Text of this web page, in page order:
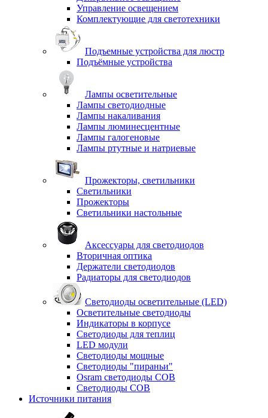
Управление освещением
Комплектующие для светотехники
Подъемные устройства для люстр
Подъёмные устройства
Лампы осветительные
Лампы светодиодные
Лампы накаливания
Лампы люминесцентные
Лампы галогеновые
Лампы ртутные и натриевые
Прожекторы, светильники
Светильники
Прожекторы
Светильники настольные
Аксессуары для светодиодов
Вторичная оптика
Держатели светодиодов
Радиаторы для светодиодов
Светодиоды осветительные (LED)
Осветительные светодиоды
Индикаторы в корпусе
Светодиоды для теплиц
LED модули
Светодиоды мощные
Светодиоды "пираньи"
Osram светодиоды COB
Светодиоды COB
Источники питания